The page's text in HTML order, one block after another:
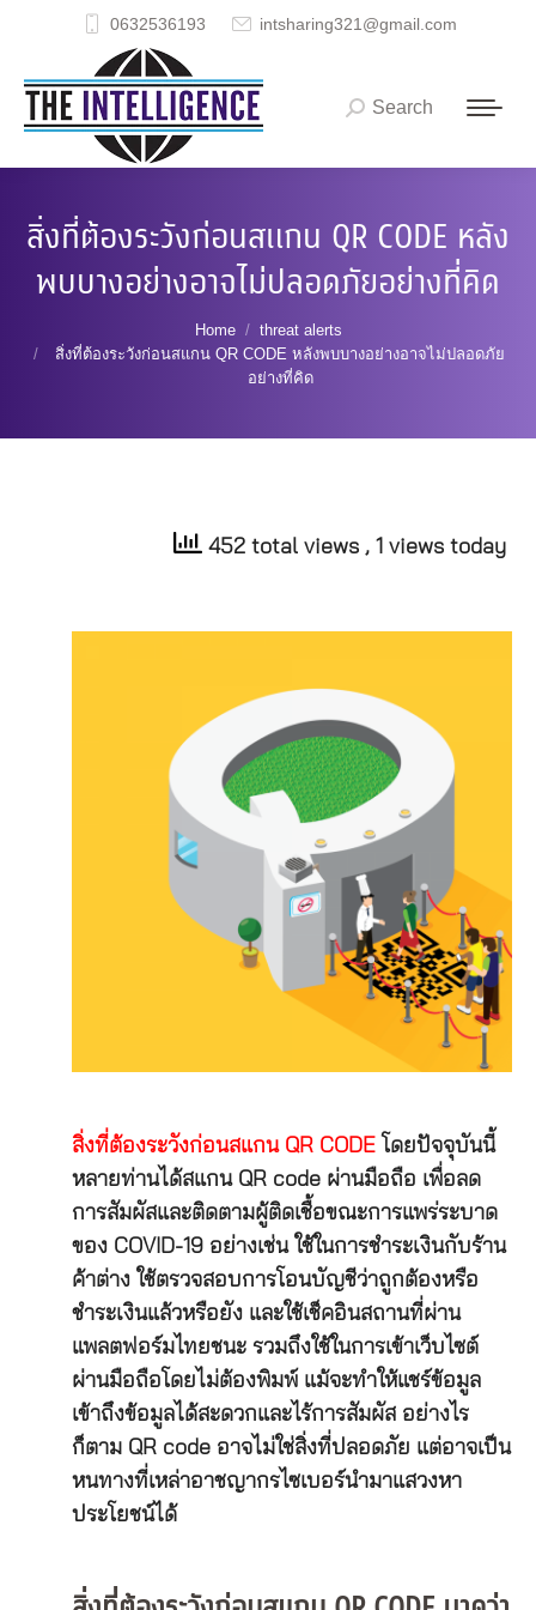
0632536193 intsharing321@gmail.com
Search:
Search
สิ่งที่ต้องระวังก่อนสแกน QR CODE หลัง
พบบางอย่างอาจไม่ปลอดภัยอย่างที่คิด
Home
threat alerts
สิ่งที่ต้องระวังก่อนสแกน QR CODE หลังพบบางอย่างอาจไม่ปลอดภัย
อย่างที่คิด
452 total views , 1 views today
สิ่งที่ต้องระวังก่อนสแกน QR CODE โดยปัจจุบันนี้
หลายท่านได้สแกน QR code ผ่านมือถือ เพื่อลด
การสัมผัสและติดตามผู้ติดเชื้อขณะการแพร่ระบาด
ของ COVID-19 อย่างเช่น ใช้ในการชำระเงินกับร้าน
ค้าต่าง ใช้ตรวจสอบการโอนบัญชีว่าถูกต้องหรือ
ชำระเงินแล้วหรือยัง และใช้เช็คอินสถานที่ผ่าน
แพลตฟอร์มไทยชนะ รวมถึงใช้ในการเข้าเว็บไซต์
ผ่านมือถือโดยไม่ต้องพิมพ์ แม้จะทำให้แชร์ข้อมูล
เข้าถึงข้อมูลได้สะดวกและไร้การสัมผัส อย่างไร
ก็ตาม QR code อาจไม่ใช่สิ่งที่ปลอดภัย แต่อาจเป็น
หนทางที่เหล่าอาชญากรไซเบอร์นำมาแสวงหา
ประโยชน์ได้